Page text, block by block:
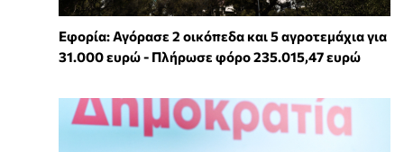
Εφορία: Αγόρασε 2 οικόπεδα και 5 αγροτεμάχια για
31.000 ευρώ - Πλήρωσε φόρο 235.015,47 ευρώ